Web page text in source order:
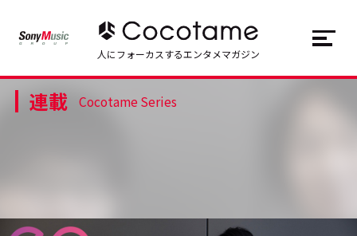
トップ Top
JP EN
人にフォーカスするエンタメマガジン
連載 Cocotame Series